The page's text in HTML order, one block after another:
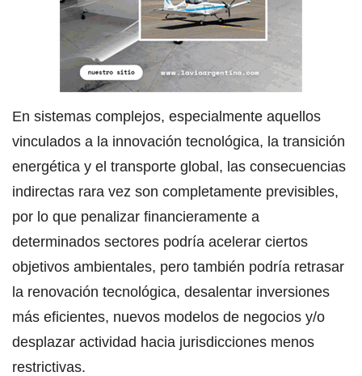
En sistemas complejos, especialmente aquellos
vinculados a la innovación tecnológica, la transición
energética y el transporte global, las consecuencias
indirectas rara vez son completamente previsibles,
por lo que penalizar financieramente a
determinados sectores podría acelerar ciertos
objetivos ambientales, pero también podría retrasar
la renovación tecnológica, desalentar inversiones
más eficientes, nuevos modelos de negocios y/o
desplazar actividad hacia jurisdicciones menos
restrictivas.